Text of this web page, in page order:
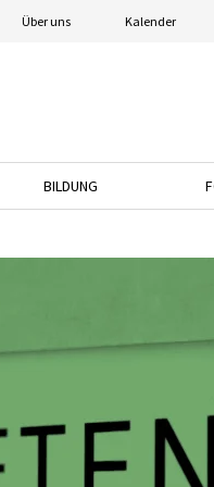
Über uns Kalender
BILDUNG